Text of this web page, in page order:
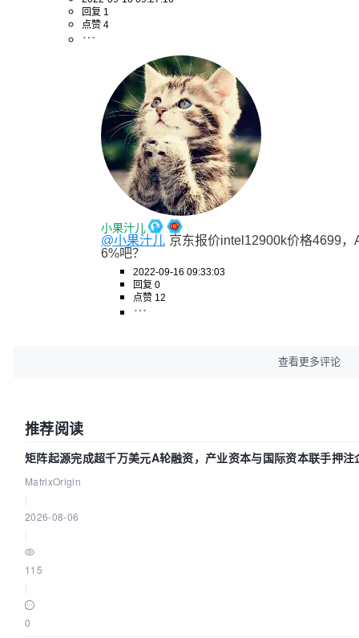
回复 1
点赞 4
小果汁儿
@小果汁儿 京东报价intel12900k价格4699
6%吧？
2022-09-16 09:33:03
回复 0
点赞 12
查看更多评论
推荐阅读
矩阵起源完成超千万美元A轮融资，产业资本与国际资本联手押
MatrixOrigin
2026-08-06
115
0